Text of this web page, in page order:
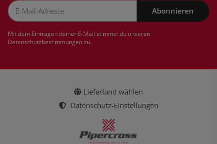
Abonnieren
Mit dem Eintragen deiner E-Mail stimmst du unseren
Datenschutzbestimmungenzu.
Lieferland wählen
Datenschutz-Einstellungen